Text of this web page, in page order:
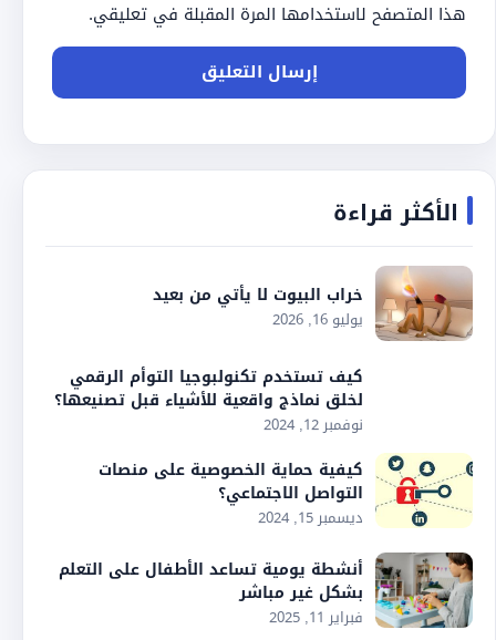
هذا المتصفح لاستخدامها المرة المقبلة في تعليقي.
الأكثر قراءة
خراب البيوت لا يأتي من بعيد
يوليو 16, 2026
كيف تستخدم تكنولبوجيا التوأم الرقمي
لخلق نماذج واقعية للأشياء قبل تصنيعها؟
نوفمبر 12, 2024
كيفية حماية الخصوصية على منصات
التواصل الاجتماعي؟
ديسمبر 15, 2024
أنشطة يومية تساعد الأطفال على التعلم
بشكل غير مباشر
فبراير 11, 2025